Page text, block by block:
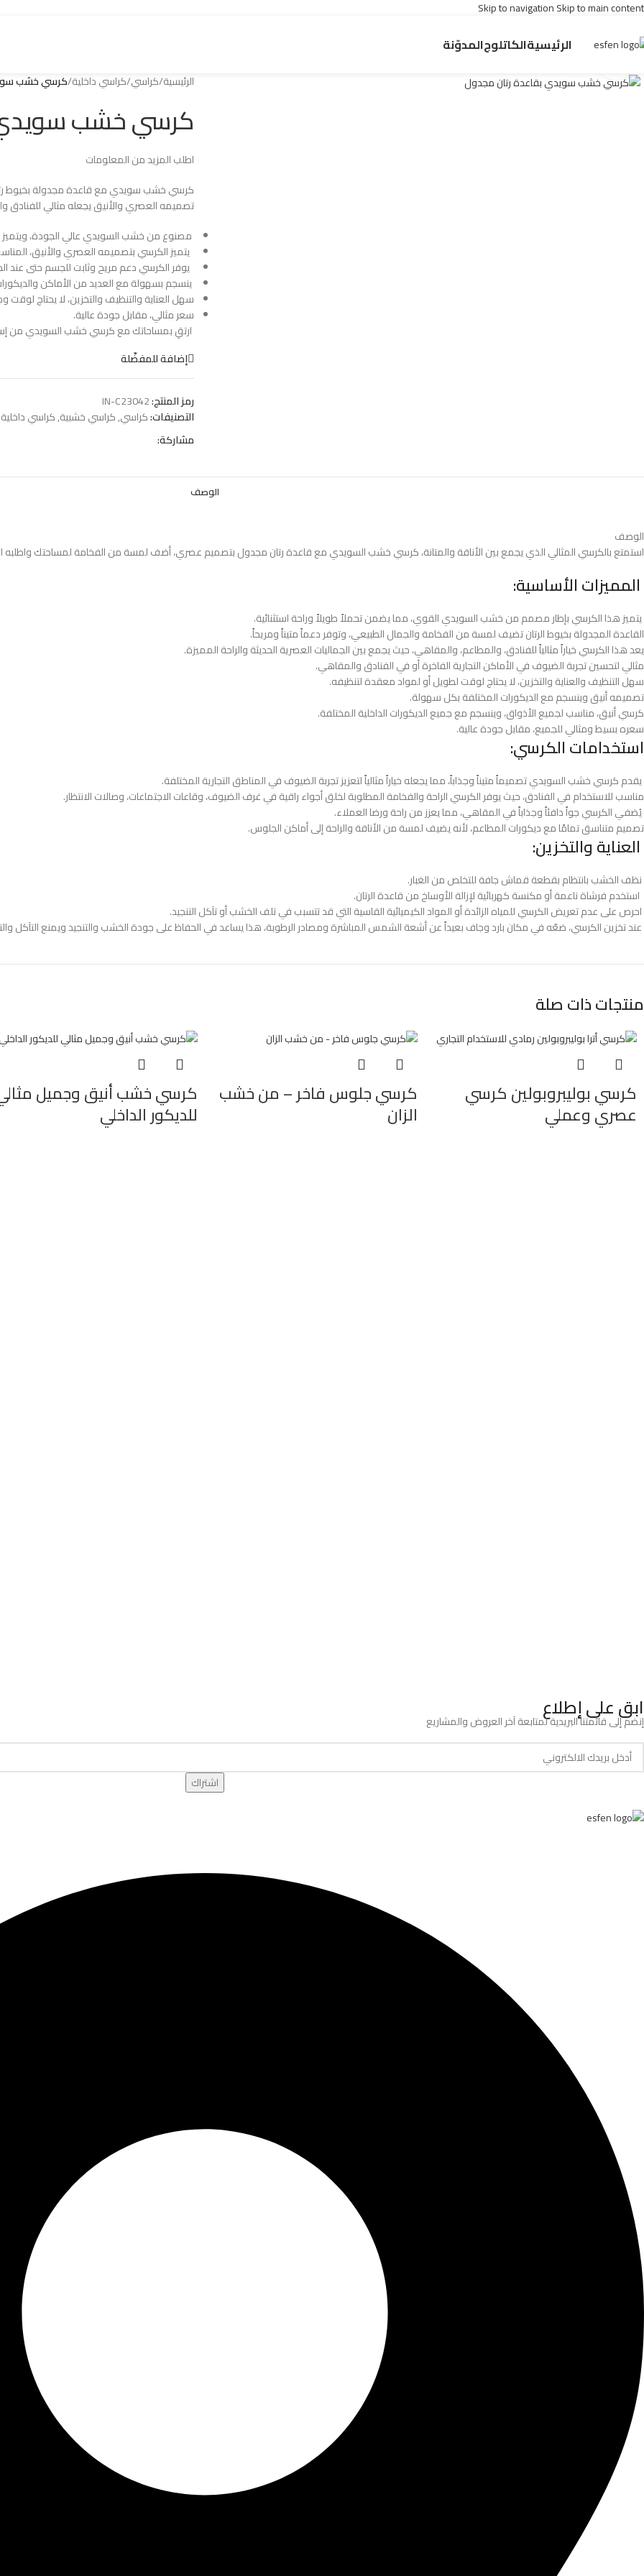
Skip to navigationSkip to main content
الرئيسيةالكاتلوجالمدوّنة
الرئيسية/كراسي/كراسي داخلية/كرسي خشب
كرسي خشب سويدي
اطلب المزيد من المعلومات
كرسي خشب سويدي مع قاعدة مجدولة بخيوط
تصميمه العصري والأنيق يجعله مثالي للفنادق
مصنوع من خشب السويدي عالي الجودة، ويتميز
يتميز الكرسي بتصميمه العصري والأنيق،
يوفر الكرسي دعم مريح وثابت للجسم حتى عند
ينسجم بسهولة مع العديد من الأماكن
سهل العناية والتنظيف والتخزين، لا يحتاج لوقت
سعر مثالي، مقابل جودة عالية.
ارتقِ بمساحاتك مع كرسي خشب السويدي من
إضافة للمفضّلة
رمز المنتج:IN-C23042
التصنيفات:كراسي,كراسي خشبية,كراسي داخلية
مشاركة:
الوصف
الوصف
استمتع بالكرسي المثالي الذي يجمع بين الأناقة والمتانة، كرسي خشب السويدي مع قاعدة رتان مجدول بتصميم عصري، أضف لمسة من الفخامة لمساحتك
المميزات الأساسية:
يتميز هذا الكرسي بإطار مصمم من خشب السويدي القوي، مما يضمن تحملاً طويلاً وراحة استثنائية.
القاعدة المجدولة بخيوط الرتان تضيف لمسة من الفخامة والجمال الطبيعي، وتوفر دعماً متيناً ومريحاً.
يعد هذا الكرسي خياراً مثالياً للفنادق، والمطاعم، والمقاهي، حيث يجمع بين الجماليات العصرية الحديثة والراحة المميزة.
مثالي لتحسين تجربة الضيوف في الأماكن التجارية الفاخرة أو في الفنادق والمقاهي.
سهل التنظيف والعناية والتخزين، لا يحتاج لوقت لطويل أو لمواد معقدة لتنظيفه.
تصميمه أنيق وينسجم مع الديكورات المختلفة بكل سهولة.
كرسي أنيق، مناسب لجميع الأذواق، وينسجم مع جميع الديكورات الداخلية المختلفة.
سعره بسيط ومثالي للجميع، مقابل جودة عالية.
استخدامات الكرسي:
يقدم كرسي خشب السويدي تصميماً متيناً وجذاباً، مما يجعله خياراً مثالياً لتعزيز تجربة الضيوف في المناطق التجارية المختلفة.
مناسب للاستخدام في الفنادق، حيث يوفر الكرسي الراحة والفخامة المطلوبة لخلق أجواء راقية في غرف الضيوف، وقاعات الاجتماعات، وصالات الانتظار.
يُضفي الكرسي جواً دافئاً وجذاباً في المقاهي، مما يعزز من راحة ورضا العملاء.
تصميم متناسق تمامًا مع ديكورات المطاعم، لأنه يضيف لمسة من الأناقة والراحة إلى أماكن الجلوس.
العناية والتخزين:
نظف الخشب بانتظام بقطعة قماش جافة للتخلص من الغبار.
استخدم فرشاة ناعمة أو مكنسة كهربائية لإزالة الأوساخ من قاعدة الرتان.
احرص على عدم تعريض الكرسي للمياه الزائدة أو المواد الكيميائية القاسية التي قد تتسبب في تلف الخشب أو تآكل التنجيد.
عند تخزين الكرسي، ضعّه في مكان بارد وجاف بعيداً عن أشعة الشمس المباشرة ومصادر الرطوبة، هذا يساعد في الحفاظ على جودة الخشب والتنجيد ويمنع التآكل
منتجات ذات صلة
كرسي بوليبروبولين كرسي
عصري وعملي
كرسي جلوس فاخر – من خشب
الزان
كرسي خشب أنيق وجميل
للديكور الداخلي
ابق على إطلاع
إنضم إلى قائمتنا البريدية لمتابعة آخر العروض والمشاريع